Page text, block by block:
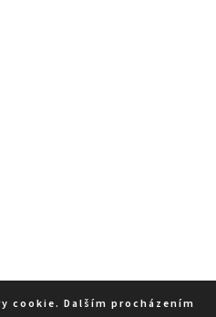
cookie. Dalším procházením